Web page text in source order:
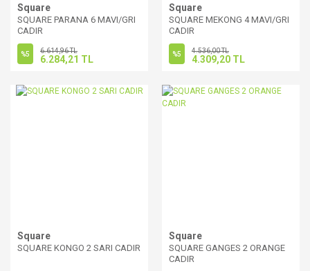
Square
SQUARE PARANA 6 MAVI/GRI
CADIR
%5 6.614,96 TL
6.284,21 TL
Square
SQUARE MEKONG 4 MAVI/GRI
CADIR
%5 4.536,00 TL
4.309,20 TL
Square
SQUARE KONGO 2 SARI CADIR
Square
SQUARE GANGES 2 ORANGE
CADIR